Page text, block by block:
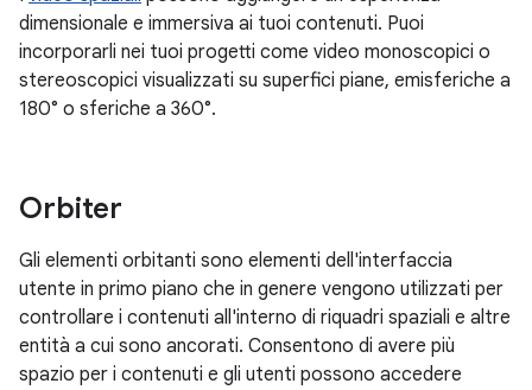
dimensionale e immersiva ai tuoi contenuti. Puoi
incorporarli nei tuoi progetti come video monoscopici o
stereoscopici visualizzati su superfici piane, emisferiche a
180° o sferiche a 360°.
Orbiter
Gli elementi orbitanti sono elementi dell'interfaccia
utente in primo piano che in genere vengono utilizzati per
controllare i contenuti all'interno di riquadri spaziali e altre
entità a cui sono ancorati. Consentono di avere più
spazio per i contenuti e gli utenti possono accedere